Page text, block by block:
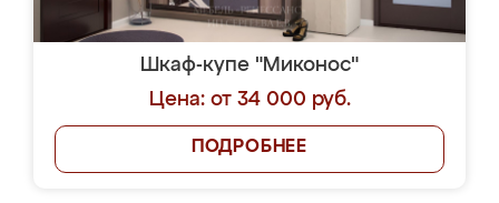
Шкаф-купе "Миконос"
Цена: от 34 000 руб.
ПОДРОБНЕЕ